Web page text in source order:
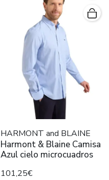
HARMONT and BLAINE
Harmont & Blaine Camisa
Azul cielo microcuadros
101,25€